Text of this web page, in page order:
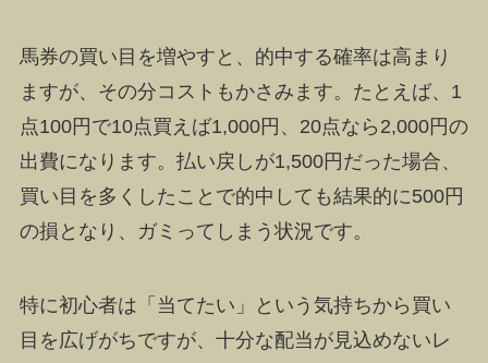
馬券の買い目を増やすと、的中する確率は高まり
ますが、その分コストもかさみます。たとえば、1
点100円で10点買えば1,000円、20点なら2,000円の
出費になります。払い戻しが1,500円だった場合、
買い目を多くしたことで的中しても結果的に500円
の損となり、ガミってしまう状況です。
特に初心者は「当てたい」という気持ちから買い
目を広げがちですが、十分な配当が見込めないレ